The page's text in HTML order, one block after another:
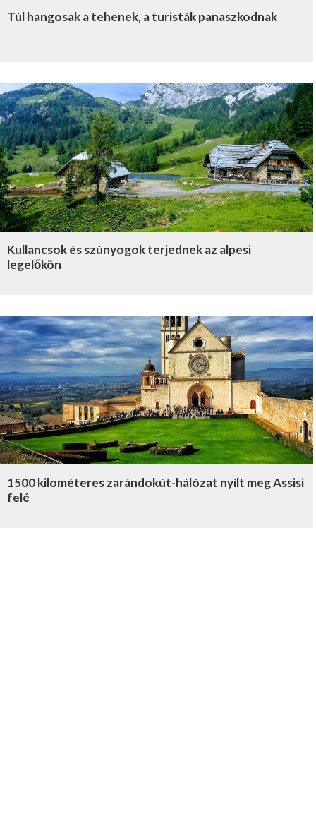
Túl hangosak a tehenek, a turisták panaszkodnak
Kullancsok és szúnyogok terjednek az alpesi
legelőkön
1500 kilométeres zarándokút-hálózat nyílt meg Assisi
felé